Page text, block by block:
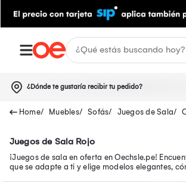
¿Dónde te gustaría recibir tu pedido?
Muebles Sofás Juegos de Sala
Juegos de Sala Rojo
¡Juegos de sala en oferta en Oechsle.pe!
que se adapte a ti y elige modelos elegantes,